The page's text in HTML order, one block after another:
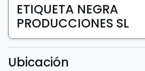
ETIQUETA NEGRA
PRODUCCIONES SL
Ubicación